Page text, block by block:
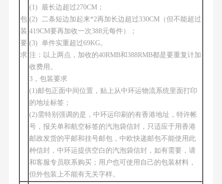
包
装
要
求
(1) 最长边超过270CM；
(2) 二条短边加起来*2再加长边超过330CM（但不能超过
419CM要再加收一次388元每件）；
(3) 单件实重超过69KG。
注：以上两点，加收的40RMB和388RMB都是要重复计加
收费用。
3，包装要求
(1)邮包正面中间位置，贴上从中环运物流系统里面打印
的地址标签；
(2)需特别强调的是，中环运印刷的有香港地址，特许帐
号，报关单和航空标签的汽泡袋信封，只适应于用香港
邮政发货的平邮和挂号邮包，中欧快递邮包不能使用此
种信封，中环运提供空白的汽泡袋信封，如有需要，请
和客服专员联系购买；用户也可使用自己的包装材料，
但外包装上不能有无关字样。